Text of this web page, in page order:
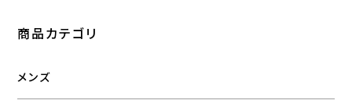
商品カテゴリ
メンズ